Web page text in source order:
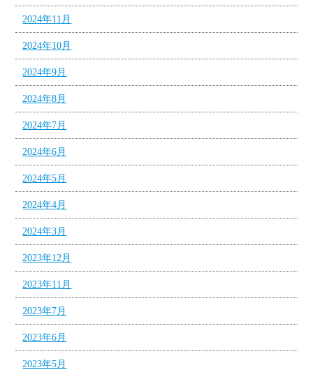
2024年11月
2024年10月
2024年9月
2024年8月
2024年7月
2024年6月
2024年5月
2024年4月
2024年3月
2023年12月
2023年11月
2023年7月
2023年6月
2023年5月